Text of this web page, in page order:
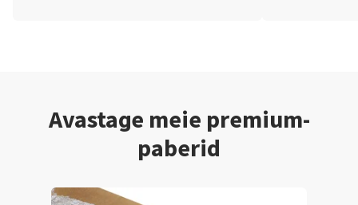
Avastage meie premium-
paberid